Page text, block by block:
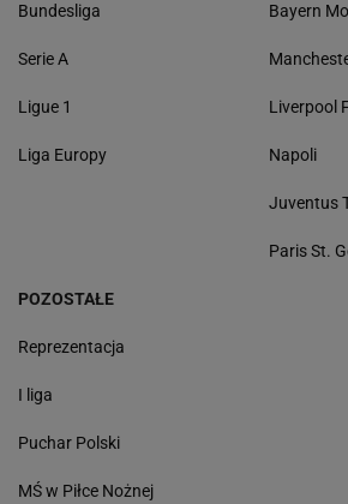
Bundesliga
Serie A
Ligue 1
Liga Europy
Bayern
Liverpool
Napoli
Juventus
Paris St.
POZOSTAŁE
Reprezentacja
I liga
Puchar Polski
MŚ w Piłce Nożnej